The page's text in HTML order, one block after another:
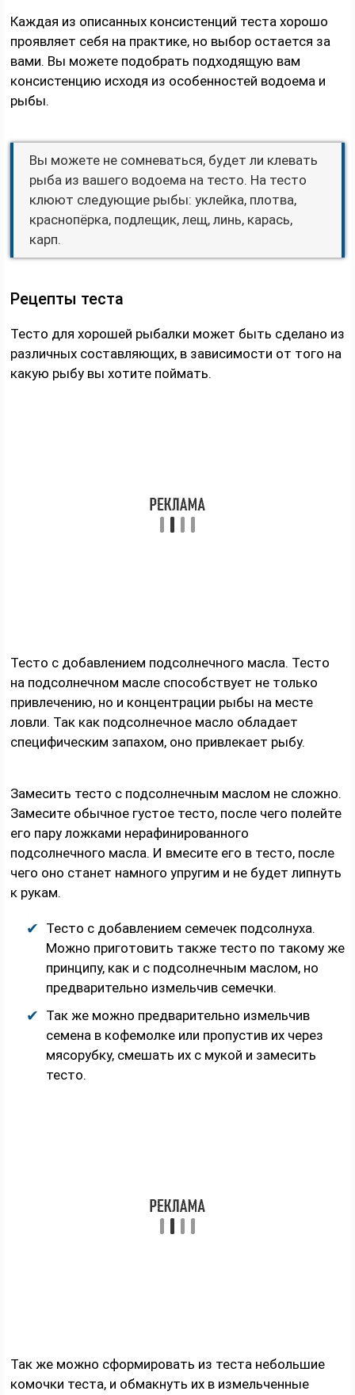
Каждая из описанных консистенций теста хорошо
проявляет себя на практике, но выбор остается за
вами. Вы можете подобрать подходящую вам
консистенцию исходя из особенностей водоема и
рыбы.
Вы можете не сомневаться, будет ли клевать
рыба из вашего водоема на тесто. На тесто
клюют следующие рыбы: уклейка, плотва,
краснопёрка, подлещик, лещ, линь, карась,
карп.
Рецепты теста
Тесто для хорошей рыбалки может быть сделано из
различных составляющих, в зависимости от того на
какую рыбу вы хотите поймать.
Тесто с добавлением подсолнечного масла. Тесто
на подсолнечном масле способствует не только
привлечению, но и концентрации рыбы на месте
ловли. Так как подсолнечное масло обладает
специфическим запахом, оно привлекает рыбу.
Замесить тесто с подсолнечным маслом не сложно.
Замесите обычное густое тесто, после чего полейте
его пару ложками нерафинированного
подсолнечного масла. И вмесите его в тесто, после
чего оно станет намного упругим и не будет липнуть
к рукам.
Тесто с добавлением семечек подсолнуха.
Можно приготовить также тесто по такому же
принципу, как и с подсолнечным маслом, но
предварительно измельчив семечки.
Так же можно предварительно измельчив
семена в кофемолке или пропустив их через
мясорубку, смешать их с мукой и замесить
тесто.
Так же можно сформировать из теста небольшие
комочки теста, и обмакнуть их в измельченные